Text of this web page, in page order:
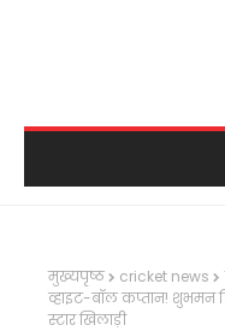
मुख्यपृष्ठ cricket news
व्हाइट-बॉल कप्तान! शुभमन
स्टार खिलाड़ी